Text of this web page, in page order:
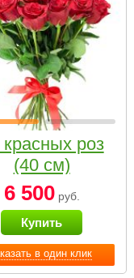
в один клик
красных роз
(40 см)
6 500руб.
Купить